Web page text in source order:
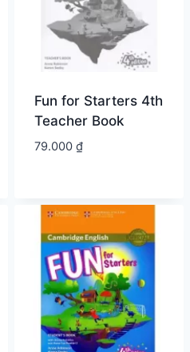
Fun for Starters 4th
Teacher Book
79.000 ₫